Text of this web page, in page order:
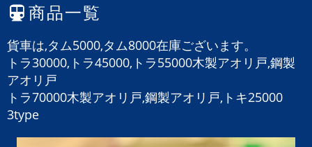
商品一覧
貨車は,タム5000,タム8000在庫ございます。
トラ30000, トラ45000, トラ55000木製アオリ戸,鋼製
アオリ戸
トラ70000木製アオリ戸,鋼製アオリ戸, トキ25000
3type